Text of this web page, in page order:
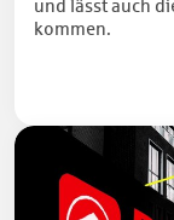
und lässt auch
kommen.